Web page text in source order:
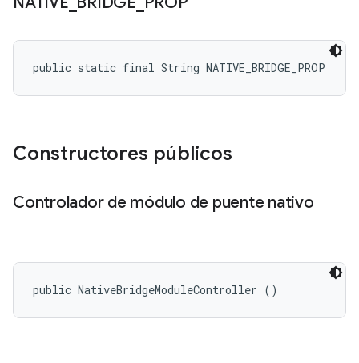
public static final String NATIVE_BRIDGE_PROP
Constructores públicos
Controlador de módulo de puente nativo
public NativeBridgeModuleController ()